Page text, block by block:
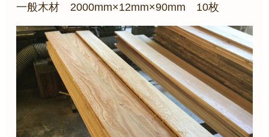
一般木材 2000mm×12mm×90mm 10枚